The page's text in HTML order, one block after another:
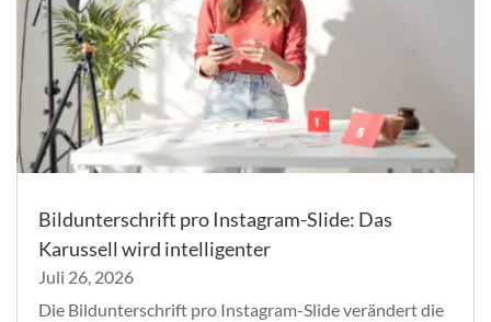
Bildunterschrift pro Instagram-Slide: Das
Karussell wird intelligenter
Juli 26, 2026
Die Bildunterschrift pro Instagram-Slide verändert die